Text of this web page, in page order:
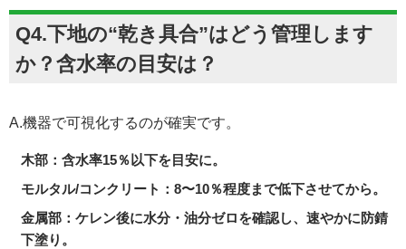
Q4.下地の“乾き具合”はどう管理します
か？含水率の目安は？
A.機器で可視化するのが確実です。
木部：含水率15％以下を目安に。
モルタル/コンクリート：8〜10％程度まで低下させてから。
金属部：ケレン後に水分・油分ゼロを確認し、速やかに防錆
下塗り。